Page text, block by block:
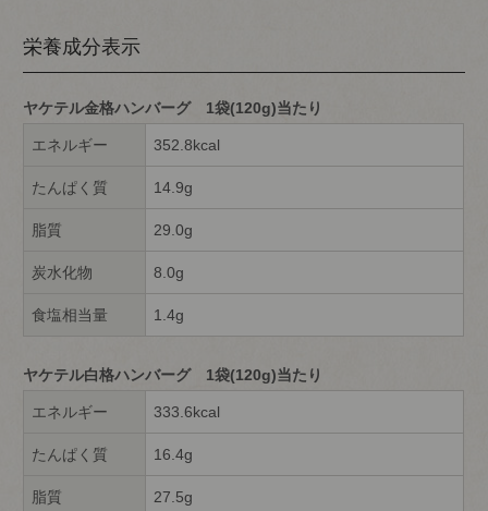
栄養成分表示
ヤケテル金格ハンバーグ 1袋(120g)当たり
エネルギー 352.8kcal
たんぱく質 14.9g
脂質 29.0g
炭水化物 8.0g
食塩相当量 1.4g
ヤケテル白格ハンバーグ 1袋(120g)当たり
エネルギー 333.6kcal
たんぱく質 16.4g
脂質 27.5g